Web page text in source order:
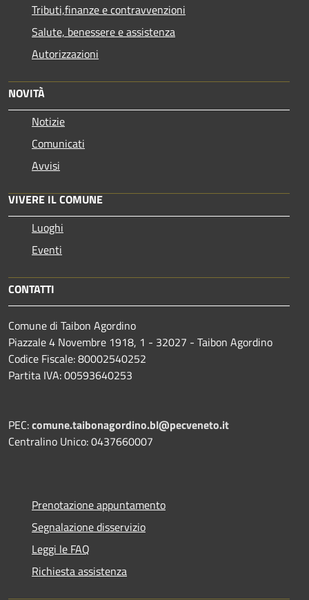
Tributi,finanze e contravvenzioni
Salute, benessere e assistenza
Autorizzazioni
NOVITÀ
Notizie
Comunicati
Avvisi
VIVERE IL COMUNE
Luoghi
Eventi
CONTATTI
Comune di Taibon Agordino
Piazzale 4 Novembre 1918, 1 - 32027 - Taibon Agordino
Codice Fiscale: 80002540252
Partita IVA: 00593640253
PEC:comune.taibonagordino.bl@pecveneto.it
Centralino Unico: 0437660007
Prenotazione appuntamento
Segnalazione disservizio
Leggi le FAQ
Richiesta assistenza